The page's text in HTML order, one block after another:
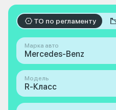
ТО по регламенту
Марка авто
Mercedes-Benz
Модель
R-Класс